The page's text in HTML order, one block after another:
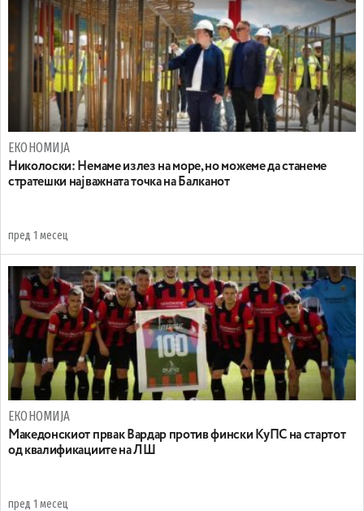
ЕКОНОМИЈА
Николоски: Немаме излез на море, но можеме да станеме
стратешки најважната точка на Балканот
пред 1 месец
ЕКОНОМИЈА
Македонскиот првак Вардар против фински КуПС на стартот
од квалификациите на ЛШ
пред 1 месец